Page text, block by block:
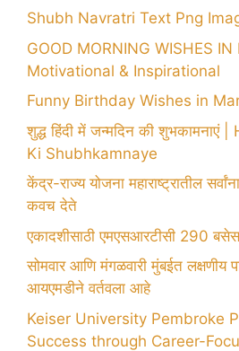
Shubh Navratri Text Png
GOOD MORNING WISHES IN
Motivational & Inspirational
Funny Birthday Wishes in
शुद्ध हिंदी में जन्मदिन की
Ki Shubhkamnaye
केंद्र-राज्य योजना महाराष्ट्रातील
कवच देते
एकादशीसाठी एमएसआरटीसी 290
सोमवार आणि मंगळवारी मुंबईत
आयएमडीने वर्तवला आहे
Keiser University Pembroke
Success through Career-